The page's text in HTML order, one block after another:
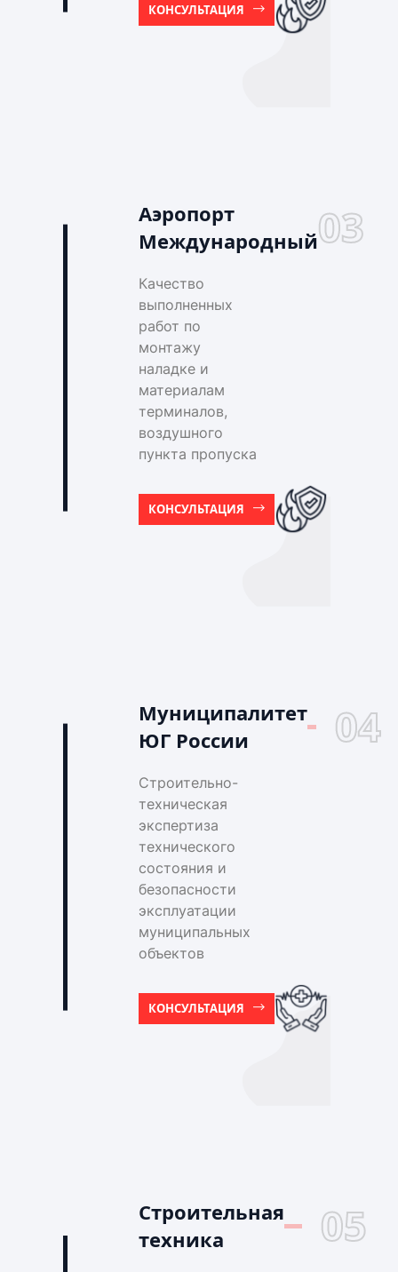
КОНСУЛЬТАЦИЯ
Аэропорт
Международный03
Качество
выполненных
работ по
монтажу
наладке и
материалам
терминалов,
воздушного
пункта пропуска
КОНСУЛЬТАЦИЯ
Муниципалитет
ЮГ России
04
Строительно-
техническая
экспертиза
технического
состояния и
безопасности
эксплуатации
муниципальных
объектов
КОНСУЛЬТАЦИЯ
Строительная
техника
05